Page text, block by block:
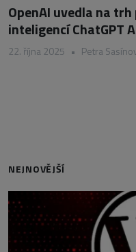
OpenAI uvedla na
inteligencí ChatGPT
22. října 2025 • Petra
NEJNOVĚJŠÍ